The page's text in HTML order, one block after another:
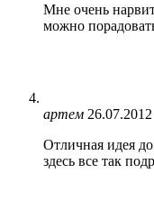
Мне очень
можно
артем
Отличная идея
здесь все так